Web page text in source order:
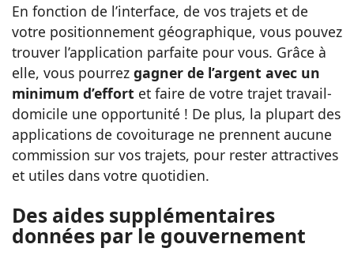
En fonction de l’interface, de vos trajets et de
votre positionnement géographique, vous pouvez
trouver l’application parfaite pour vous. Grâce à
elle, vous pourrez gagner de l’argent avec un
minimum d’effort et faire de votre trajet travail-
domicile une opportunité ! De plus, la plupart des
applications de covoiturage ne prennent aucune
commission sur vos trajets, pour rester attractives
et utiles dans votre quotidien.
Des aides supplémentaires
données par le gouvernement